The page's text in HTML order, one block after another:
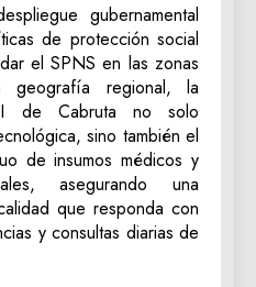
gubernamental
de protección social
el SPNS en las zonas
geografía regional, la
de Cabruta no solo
sino también el
de insumos médicos y
asegurando una
que responda con
y consultas diarias de